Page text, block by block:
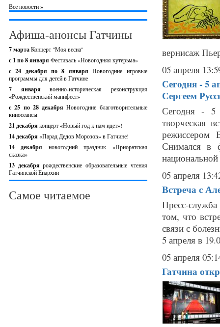
Все новости »
Афиша-анонсы Гатчины
7 мартаКонцерт "Моя весна"
с 1 по 8 января Фестиваль «Новогодняя кутерьма»
с 24 декабря по 8 январяНовогодние игровые
программы для детей в Гатчине
7 январявоенно-историческая реконструкция
«Рождественский манифест»
c 25 по 28 декабряНовогодние благотворительные
киносеансы
21 декабря концерт «Новый год к нам идет»!
14 декабря «Парад Дедов Морозов» в Гатчине!
14 декабря новогодний праздник «Приоратская
сказка»
13 декабрярождественские образовательные чтения
Гатчинской Епархии
Самое читаемое
вернисаж
05 апреля
Сегодня - 5
Сергеем
Сегодня - 5
творческая
режиссером
Снимался в
05 апреля
Встреча с
Пресс-
том, что
связи с
5 апреля в
05 апреля
Гатчина